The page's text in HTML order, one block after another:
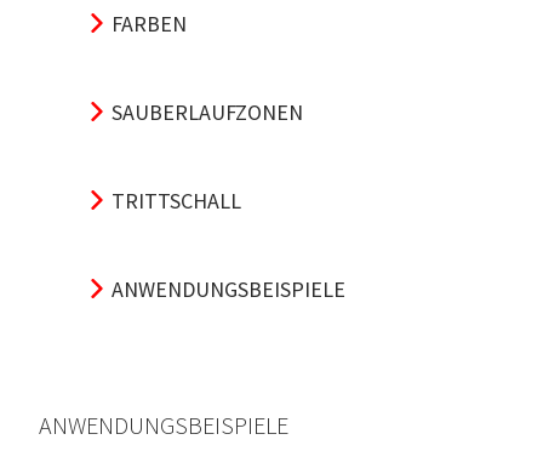
FARBEN
SAUBERLAUFZONEN
TRITTSCHALL
ANWENDUNGSBEISPIELE
ANWENDUNGSBEISPIELE